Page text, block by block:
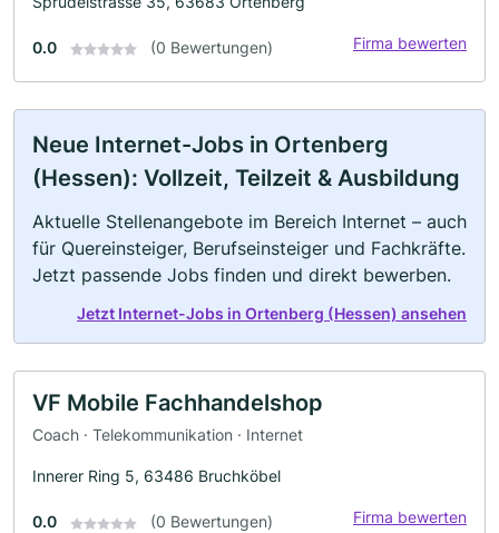
0.0 (0 Bewertungen) Firma bewerten
Neue Internet-Jobs in Ortenberg
(Hessen): Vollzeit, Teilzeit & Ausbildung
Aktuelle Stellenangebote im Bereich Internet – auch
für Quereinsteiger, Berufseinsteiger und Fachkräfte.
Jetzt passende Jobs finden und direkt bewerben.
Jetzt Internet-Jobs in Ortenberg (Hessen) ansehen
VF Mobile Fachhandelshop
Coach · Telekommunikation · Internet
Innerer Ring 5, 63486 Bruchköbel
0.0 (0 Bewertungen) Firma bewerten